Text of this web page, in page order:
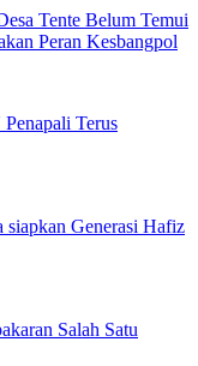
Tente Belum Temui
Peran Kesbangpol
Terus
siapkan Generasi Hafiz
Salah Satu